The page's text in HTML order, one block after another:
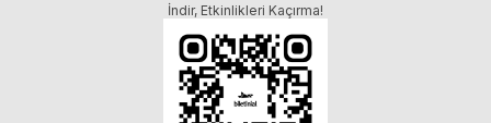
İndir, Etkinlikleri Kaçırma!